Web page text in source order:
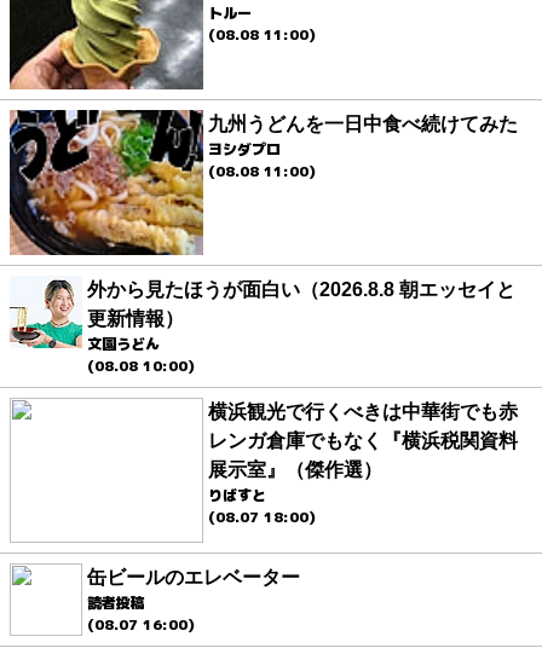
トルー
(08.08 11:00)
九州うどんを一日中食べ続けてみた
ヨシダプロ
(08.08 11:00)
外から見たほうが面白い（2026.8.8 朝エッセイと
更新情報）
文園うどん
(08.08 10:00)
横浜観光で行くべきは中華街でも赤
レンガ倉庫でもなく『横浜税関資料
展示室』（傑作選）
りばすと
(08.07 18:00)
缶ビールのエレベーター
読者投稿
(08.07 16:00)